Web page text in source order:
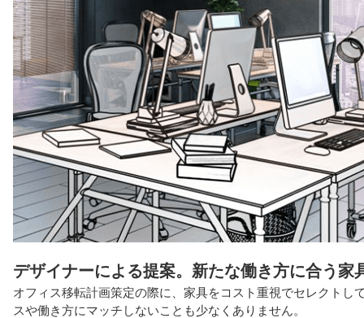
デザイナーによる提案。新たな働き方に合う家
オフィス移転計画策定の際に、家具をコスト重視でセレクトし
スや働き方にマッチしないことも少なくありません。